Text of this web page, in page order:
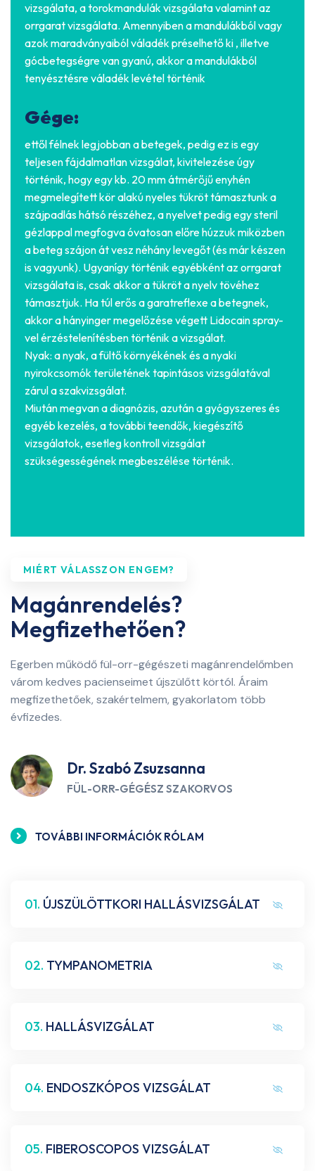
vizsgálata, a torokmandulák vizsgálata valamint az
orrgarat vizsgálata. Amennyiben a mandulákból vagy
azok maradványaiból váladék préselhető ki , illetve
gócbetegségre van gyanú, akkor a mandulákból
tenyésztésre váladék levétel történik
Gége:
ettől félnek legjobban a betegek, pedig ez is egy
teljesen fájdalmatlan vizsgálat, kivitelezése úgy
történik, hogy egy kb. 20 mm átmérőjű enyhén
megmelegített kör alakú nyeles tükröt támasztunk a
szájpadlás hátsó részéhez, a nyelvet pedig egy steril
gézlappal megfogva óvatosan előre húzzuk miközben
a beteg szájon át vesz néhány levegőt (és már készen
is vagyunk). Ugyanígy történik egyébként az orrgarat
vizsgálata is, csak akkor a tükröt a nyelv tövéhez
támasztjuk. Ha túl erős a garatreflexe a betegnek,
akkor a hányinger megelőzése végett Lidocain spray-
vel érzéstelenítésben történik a vizsgálat.
Nyak: a nyak, a fültő környékének és a nyaki
nyirokcsomók területének tapintásos vizsgálatával
zárul a szakvizsgálat.
Miután megvan a diagnózis, azután a gyógyszeres és
egyéb kezelés, a további teendők, kiegészítő
vizsgálatok, esetleg kontroll vizsgálat
szükségességének megbeszélése történik.
MIÉRT VÁLASSZON ENGEM?
Magánrendelés?
Megfizethetően?
Egerben működő fül-orr-gégészeti magánrendelőmben
várom kedves pacienseimet újszülőtt körtól. Áraim
megfizethetőek, szakértelmem, gyakorlatom több
évfizedes.
Dr. Szabó Zsuzsanna
FÜL-ORR-GÉGÉSZ SZAKORVOS
TOVÁBBI INFORMÁCIÓK RÓLAM
01. ÚJSZÜLÖTTKORI HALLÁSVIZSGÁLAT
02. TYMPANOMETRIA
03. HALLÁSVIZGÁLAT
04. ENDOSZKÓPOS VIZSGÁLAT
05. FIBEROSCOPOS VIZSGÁLAT